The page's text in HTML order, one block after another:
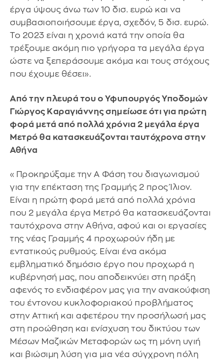
έργα ύψους άνω των 10 δισ. ευρώ και να
συμβασιοποιήσουμε έργα, σχεδόν, 5 δισ. ευρώ.
Το 2023 είναι η χρονιά κατά την οποία θα
τρέξουμε ακόμη πιο γρήγορα τα μεγάλα έργα
ώστε να ξεπεράσουμε ακόμα και τους στόχους
που έχουμε θέσει».
Από την πλευρά του ο Υφυπουργός Υποδομών
Γιώργος Καραγιάννης σημείωσε ότι για πρώτη
φορά μετά από πολλά χρόνια 2 μεγάλα έργα
Μετρό θα κατασκευάζονται ταυτόχρονα στην
Αθήνα
«Προκηρύξαμε την Α Φάση του διαγωνισμού
για την επέκταση της Γραμμής 2 προς Ίλιον.
Είναι η πρώτη φορά μετά από πολλά χρόνια
που 2 μεγάλα έργα Μετρό θα κατασκευάζονται
ταυτόχρονα στην Αθήνα, αφού και οι εργασίες
της νέας Γραμμής 4 προχωρούν ήδη με
εντατικούς ρυθμούς. Είναι ένα ακόμα
εμβληματικό δημόσιο έργο που προχωρά η
κυβέρνησή μας, που αποδεικνύει στη πράξη
αφενός το ενδιαφέρον μας για την ανακούφιση
του έντονου κυκλοφοριακού προβλήματος
στην Αττική και αφετέρου την προσήλωσή μας
στη προώθηση και ενίσχυση του δικτύου των
Μέσων Μαζικών Μεταφορών ως τη μόνη υγιή
και βιώσιμη λύση για μια νέα σύγχρονη πόλη